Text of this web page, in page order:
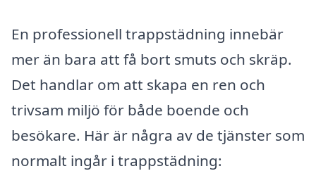
En professionell trappstädning innebär
mer än bara att få bort smuts och skräp.
Det handlar om att skapa en ren och
trivsam miljö för både boende och
besökare. Här är några av de tjänster som
normalt ingår i trappstädning: